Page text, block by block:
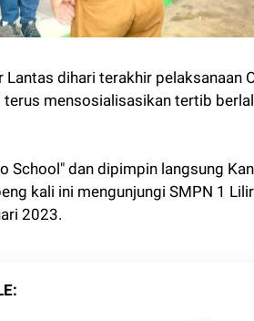
dihari terakhir pelaksanaan
mensosialisasikan tertib
School" dan dipimpin langsung
kali ini mengunjungi SMPN 1
2023.